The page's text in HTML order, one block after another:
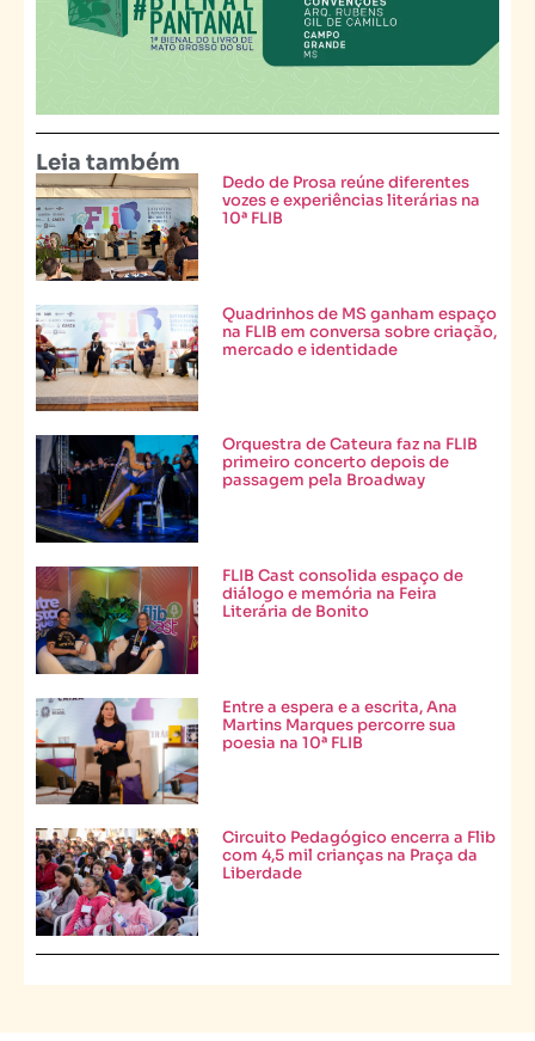
Leia também
Dedo de Prosa reúne diferentes
vozes e experiências literárias na
10ª FLIB
Quadrinhos de MS ganham espaço
na FLIB em conversa sobre criação,
mercado e identidade
Orquestra de Cateura faz na FLIB
primeiro concerto depois de
passagem pela Broadway
FLIB Cast consolida espaço de
diálogo e memória na Feira
Literária de Bonito
Entre a espera e a escrita, Ana
Martins Marques percorre sua
poesia na 10ª FLIB
Circuito Pedagógico encerra a Flib
com 4,5 mil crianças na Praça da
Liberdade